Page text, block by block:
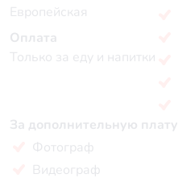
Европейская
Оплата
Только за еду и напитки
За дополнительную плату
Фотограф
Видеограф